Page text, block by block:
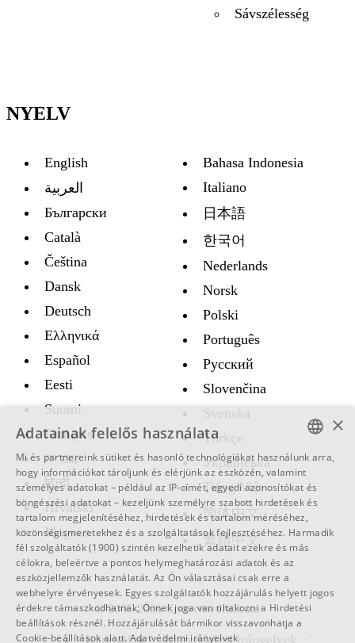
Sávszélesség
NYELV
English
العربية
Български
Català
Čeština
Dansk
Deutsch
Ελληνικά
Español
Eesti
Suomi
Français
עברית
हिन्दी
Hrvatski
Magyar
Bahasa Indonesia
Italiano
日本語
한국어
Nederlands
Norsk
Polski
Português
Русский
Slovenčina
Svenska
Türkçe
Украïнська
Tiếng Việt
简体中文
繁體中文
© 2005-2026 Convertworld.com
ENGLISH
SWEDISH
SPANISH
CATALAN
ARABIC
BULGARIAN
CZECH
×
Adatainak felelős használata
Mi és partnereink sütiket és hasonló technológiákat használunk arra,
hogy információkat tároljunk és elérjünk az eszközén, valamint
személyes adatokat – például az IP-címét, egyedi azonosítókat és
böngészési adatokat – kezeljünk személyre szabott hirdetések és
tartalom megjelenítéséhez, hirdetések és tartalom méréséhez,
közönségismeretekhez és a szolgáltatások fejlesztéséhez. Harmadik
fél szolgáltatók (1900) szintén kezelhetik adatait ezekre és más
célokra, beleértve a pontos helymeghatározási adatok és az
eszközjellemzők használatát. Az Ön választásai csak erre a
webhelyre érvényesek. Egyes szolgáltatók hozzájárulás helyett jogos
érdekre támaszkodhatnak; Önnek joga van tiltakozni a Hirdetési
beállítások résznél. Hozzájárulását bármikor visszavonhatja a
Cookie-beállítások alatt. Adatvédelmi irányelvek